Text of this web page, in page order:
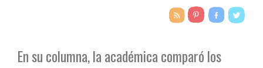
En su columna, la académica comparó los